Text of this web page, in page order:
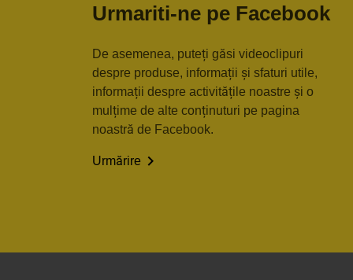
Urmariti-ne pe Facebook
De asemenea, puteți găsi videoclipuri
despre produse, informații și sfaturi utile,
informații despre activitățile noastre și o
mulțime de alte conținuturi pe pagina
noastră de Facebook.
Urmărire 